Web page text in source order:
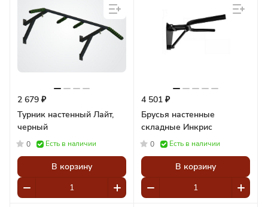
2 679 ₽
Турник настенный Лайт,
черный
0 Есть в наличии
В корзину
4 501 ₽
Брусья настенные
складные Инкрис
0 Есть в наличии
В корзину